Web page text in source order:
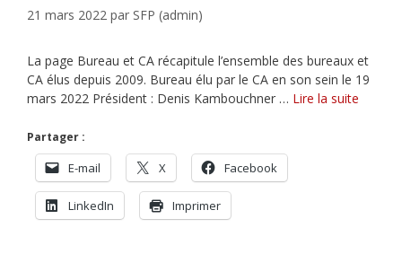
21 mars 2022 par SFP (admin)
La page Bureau et CA récapitule l’ensemble des bureaux et
CA élus depuis 2009. Bureau élu par le CA en son sein le 19
mars 2022 Président : Denis Kambouchner … Lire la suite
Partager :
E-mail X Facebook
LinkedIn Imprimer